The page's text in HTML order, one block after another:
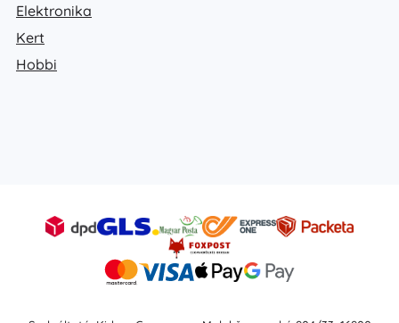
Elektronika
Kert
Hobbi